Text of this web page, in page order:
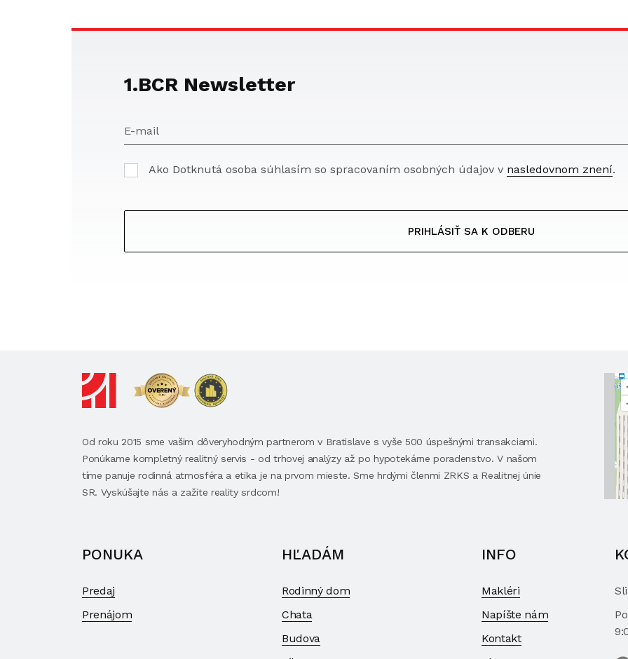
1.BCR Newsletter
E-mail
Ako Dotknutá osoba súhlasím so spracovaním osobných údajov v nasledovnom znení.
PRIHLÁSIŤ SA K ODBERU
Od roku 2015 sme vašim dôveryhodným partnerom v Bratislave s vyše 500 úspešnými transakciami.
Ponúkame kompletný realitný servis - od trhovej analýzy až po hypotekárne poradenstvo. V našom
tíme panuje rodinná atmosféra a etika je na prvom mieste. Sme hrdými členmi ZRKS a Realitnej únie
SR. Vyskúšajte nás a zažite reality srdcom!
PONUKA
Predaj
Prenájom
HĽADÁM
Rodinný dom
Chata
Budova
INFO
Makléri
Napíšte nám
Kontakt